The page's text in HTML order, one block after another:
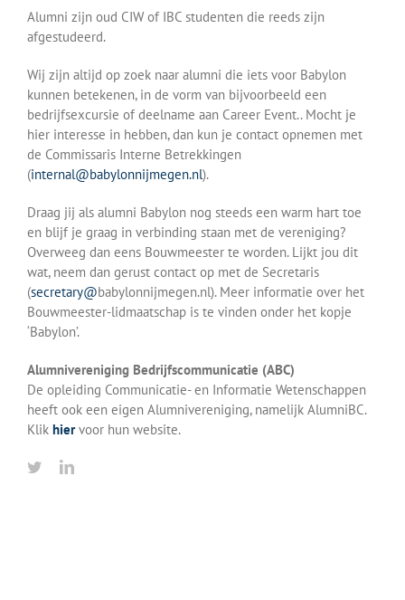
Alumni zijn oud CIW of IBC studenten die reeds zijn
afgestudeerd.
Wij zijn altijd op zoek naar alumni die iets voor Babylon
kunnen betekenen, in de vorm van bijvoorbeeld een
bedrijfsexcursie of deelname aan Career Event.. Mocht je
hier interesse in hebben, dan kun je contact opnemen met
de Commissaris Interne Betrekkingen
(internal@babylonnijmegen.nl).
Draag jij als alumni Babylon nog steeds een warm hart toe
en blijf je graag in verbinding staan met de vereniging?
Overweeg dan eens Bouwmeester te worden. Lijkt jou dit
wat, neem dan gerust contact op met de Secretaris
(secretary@babylonnijmegen.nl). Meer informatie over het
Bouwmeester-lidmaatschap is te vinden onder het kopje
‘Babylon’.
Alumnivereniging Bedrijfscommunicatie (ABC)
De opleiding Communicatie- en Informatie Wetenschappen
heeft ook een eigen Alumnivereniging, namelijk AlumniBC.
Klik hiervoor hun website.